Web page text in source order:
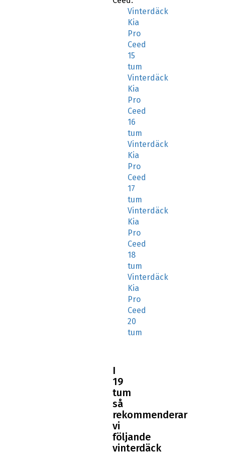
Vinterdäck
Kia
Pro
Ceed
15
tum
Vinterdäck
Kia
Pro
Ceed
16
tum
Vinterdäck
Kia
Pro
Ceed
17
tum
Vinterdäck
Kia
Pro
Ceed
18
tum
Vinterdäck
Kia
Pro
Ceed
20
tum
I
19
tum
så
rekommenderar
vi
följande
vinterdäck